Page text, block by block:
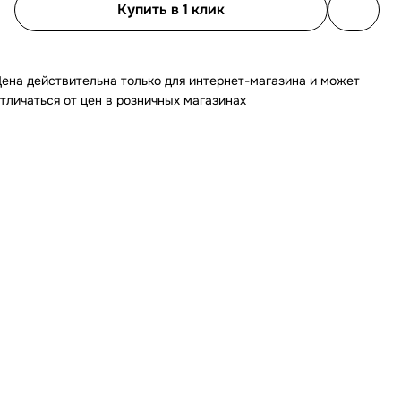
Купить в 1 клик
действительна только для интернет-магазина и может
от цен в розничных магазинах